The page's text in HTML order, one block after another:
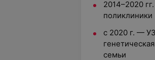
2014–2020
поликлиники
с 2020 г. —
семьи